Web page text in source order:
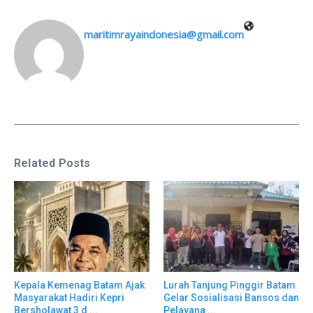
maritimrayaindonesia@gmail.com
Related Posts
Kepala Kemenag Batam Ajak
Masyarakat Hadiri Kepri
Bersholawat 3 d ...
Lurah Tanjung Pinggir Batam
Gelar Sosialisasi Bansos dan
Pelayana ...